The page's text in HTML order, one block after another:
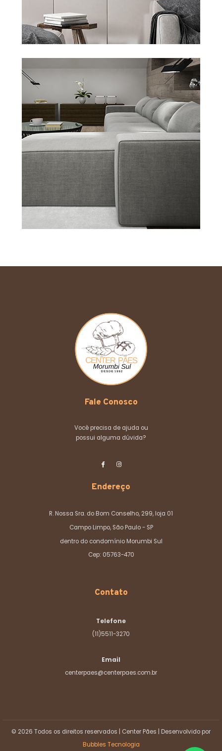
Fale Conosco
Você precisa de ajuda ou
possui alguma dúvida?
Endereço
R. Nossa Sra. do Bom Conselho, 299, loja 01
Campo Limpo, São Paulo - SP
dentro do condomínio Morumbi Sul
Cep: 05763-470
Contato
Telefone
(11)5511-3270
Email
centerpaes@centerpaes.com.br
© 2026 Todos os direitos reservados | Center Pães | Desenvolvido por
Bubbles Tecnologia